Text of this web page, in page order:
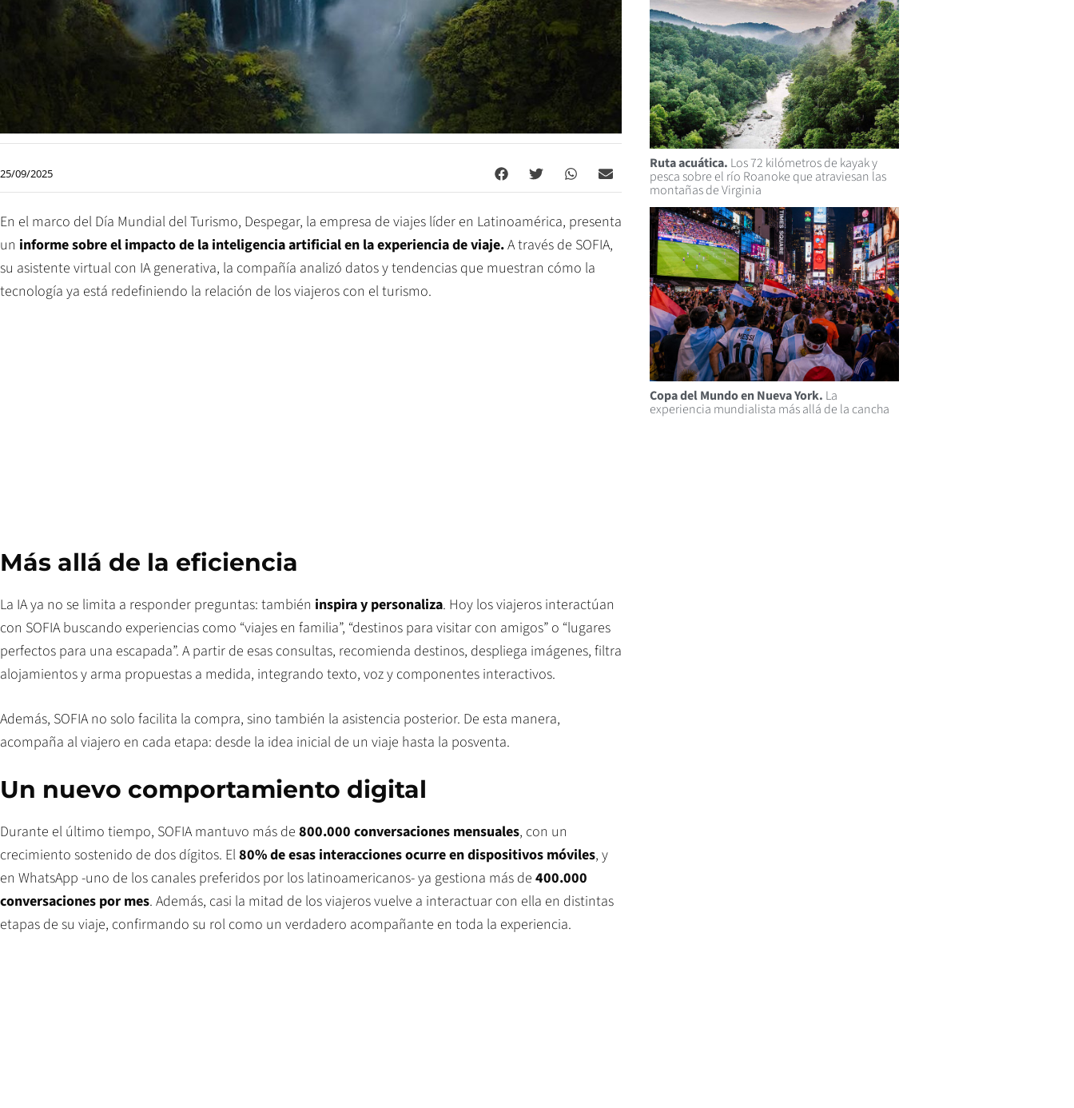
25/09/2025
En el marco del Día Mundial del Turismo, Despegar, la empresa de viajes líder en Latinoamérica, presenta
un informe sobre el impacto de la inteligencia artificial en la experiencia de viaje.A través de SOFIA,
su asistente virtual con IA generativa, la compañía analizó datos y tendencias que muestran cómo la
tecnología ya está redefiniendo la relación de los viajeros con el turismo.
Más allá de la eficiencia
La IA ya no se limita a responder preguntas: también inspira y personaliza. Hoy los viajeros interactúan
con SOFIA buscando experiencias como “viajes en familia”, “destinos para visitar con amigos” o “lugares
perfectos para una escapada”. A partir de esas consultas, recomienda destinos, despliega imágenes, filtra
alojamientos y arma propuestas a medida, integrando texto, voz y componentes interactivos.
Además, SOFIA no solo facilita la compra, sino también la asistencia posterior. De esta manera,
acompaña al viajero en cada etapa: desde la idea inicial de un viaje hasta la posventa.
Un nuevo comportamiento digital
Durante el último tiempo, SOFIA mantuvo más de 800.000 conversaciones mensuales, con un
crecimiento sostenido de dos dígitos. El80% de esas interacciones ocurre en dispositivos móviles, y
en WhatsApp -uno de los canales preferidos por los latinoamericanos- ya gestiona más de 400.000
conversaciones por mes. Además, casi la mitad de los viajeros vuelve a interactuar con ella en distintas
etapas de su viaje, confirmando su rol como un verdadero acompañante en toda la experiencia.
Ruta acuática. Los 72 kilómetros de kayak y
pesca sobre el río Roanoke que atraviesan las
montañas de Virginia
Copa del Mundo en Nueva York. La
experiencia mundialista más allá de la cancha